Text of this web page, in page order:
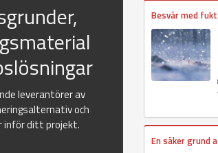
leverantörer av
och
inför ditt projekt.
Besvär med fukt
En säker grund